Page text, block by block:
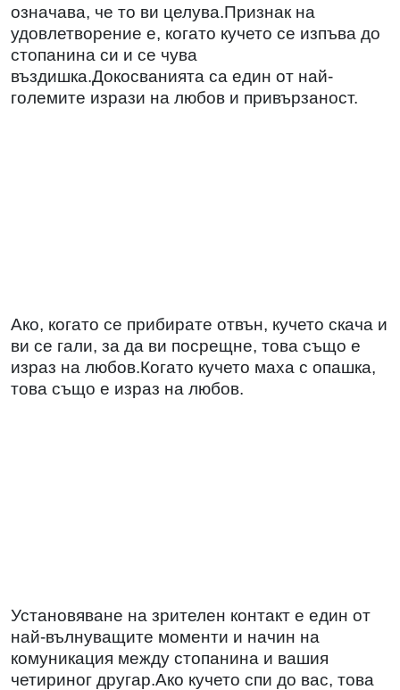
означава, че то ви целува.Признак на
удовлетворение е, когато кучето се изпъва до
стопанина си и се чува
въздишка.Докосванията са един от най-
големите изрази на любов и привързаност.
Ако, когато се прибирате отвън, кучето скача и
ви се гали, за да ви посрещне, това също е
израз на любов.Когато кучето маха с опашка,
това също е израз на любов.
Установяване на зрителен контакт е един от
най-вълнуващите моменти и начин на
комуникация между стопанина и вашия
четириног другар.Ако кучето спи до вас, това